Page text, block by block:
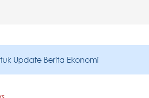
Update Berita Ekonomi